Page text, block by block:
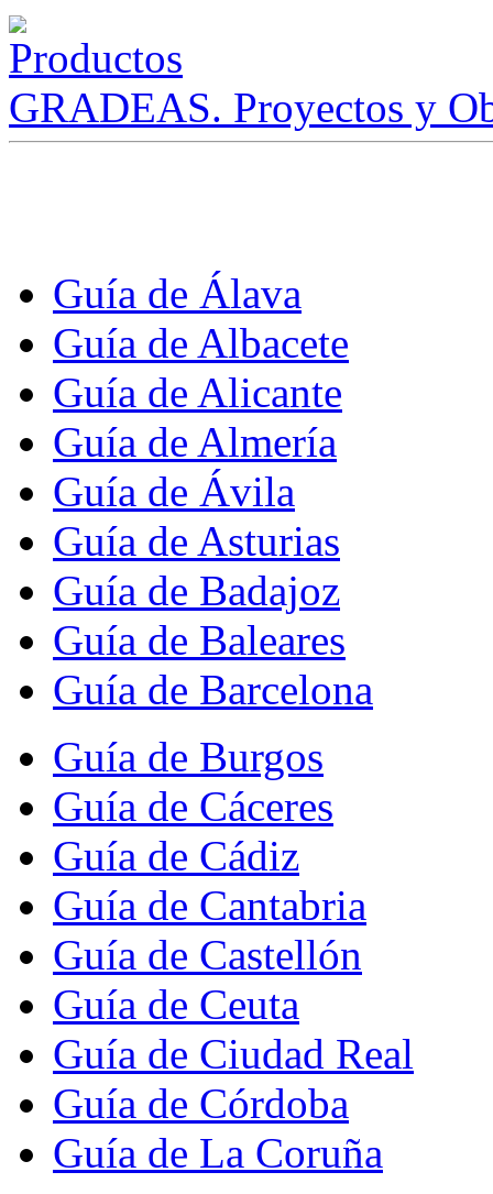
GRADEAS. Proyectos y
Guía de Álava
Guía de Albacete
Guía de Alicante
Guía de Almería
Guía de Ávila
Guía de Asturias
Guía de Badajoz
Guía de Baleares
Guía de Barcelona
Guía de Burgos
Guía de Cáceres
Guía de Cádiz
Guía de Cantabria
Guía de Castellón
Guía de Ceuta
Guía de Ciudad Real
Guía de Córdoba
Guía de La Coruña